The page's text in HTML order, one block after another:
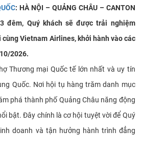
: HÀ NỘI – QUẢNG CHÂU – CANTON
đêm, Quý khách sẽ được trải nghiệm
Vietnam Airlines, khởi hành vào các
2026.
Thương mại Quốc tế lớn nhất và uy tín
Quốc. Nơi hội tụ hàng trăm danh mục
phá thành phố Quảng Châu năng động
bật. Đây chính là cơ hội tuyệt vời để Quý
doanh và tận hưởng hành trình đẳng